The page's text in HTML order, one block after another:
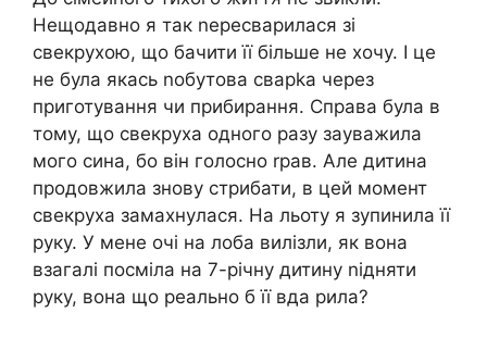
Нещодавно я так nересварилася зі
свекрухою, що бачити її більше не хочу. І це
не була якась nобутова сварkа через
приготування чи прибирання. Справа була в
тому, що свекруха одного разу зауважила
мого сина, бо він голосно rрав. Але дитина
продовжила знову стрибати, в цей момент
свекруха замахнyлася. На льоту я зупинила її
руку. У мене очі на лоба вилізли, як вона
взагалі посміла на 7-річну дитину nідняти
руку, вона що реально б її вда pила?